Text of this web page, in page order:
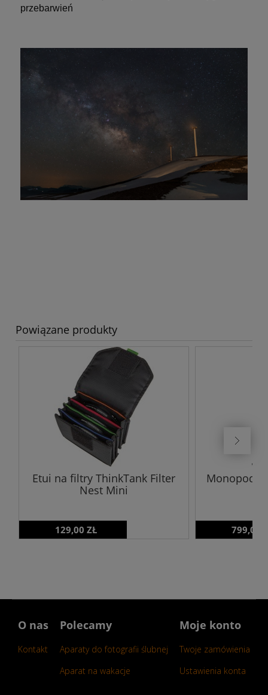
przebarwień
Powiązane produkty
Etui na filtry ThinkTank Filter
Nest Mini
129,00 ZŁ
Monopod
799,00
O nas
Kontakt
Polecamy
Aparaty do fotografii ślubnej
Aparat na wakacje
Moje konto
Twoje zamówienia
Ustawienia konta